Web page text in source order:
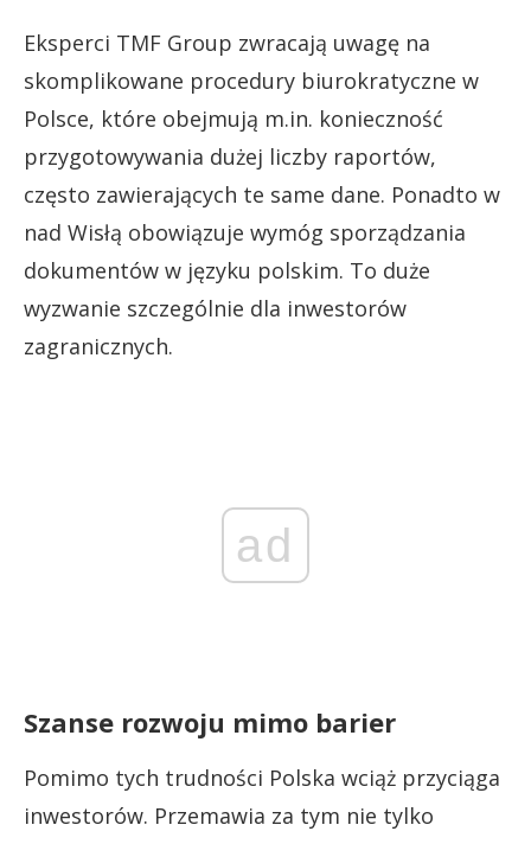
Eksperci TMF Group zwracają uwagę na
skomplikowane procedury biurokratyczne w
Polsce, które obejmują m.in. konieczność
przygotowywania dużej liczby raportów,
często zawierających te same dane. Ponadto w
nad Wisłą obowiązuje wymóg sporządzania
dokumentów w języku polskim. To duże
wyzwanie szczególnie dla inwestorów
zagranicznych.
ad
Szanse rozwoju mimo barier
Pomimo tych trudności Polska wciąż przyciąga
inwestorów. Przemawia za tym nie tylko